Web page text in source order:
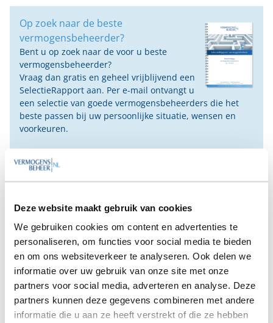
Deze website maakt gebruik van cookies
We gebruiken cookies om content en advertenties te
personaliseren, om functies voor social media te bieden
en om ons websiteverkeer te analyseren. Ook delen we
informatie over uw gebruik van onze site met onze
partners voor social media, adverteren en analyse. Deze
partners kunnen deze gegevens combineren met andere
informatie die u aan ze heeft verstrekt of die ze hebben
Op zoek naar de beste
vermogensbeheerder?
Bent u op zoek naar de voor u beste
vermogensbeheerder?
Vraag dan gratis en geheel vrijblijvend een
SelectieRapport aan. Per e-mail ontvangt u
een selectie van goede vermogensbeheerders die het
beste passen bij uw persoonlijke situatie, wensen en
voorkeuren.
Gratis Selectierapport
Vanaf
€100.000
Vanaf
€100.000
Vanaf
€100.000
Vanaf
€100.000
Deel op Facebook
Deel op X
Deel op LinkedIn